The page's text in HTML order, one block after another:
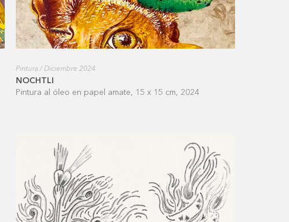
Pintura / Diciembre 2024
NOCHTLI
Pintura al óleo en papel amate, 15 x 15 cm, 2024